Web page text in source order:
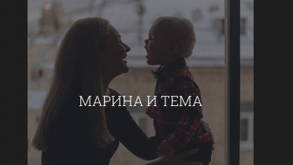
МАРИНА И ТЕМА